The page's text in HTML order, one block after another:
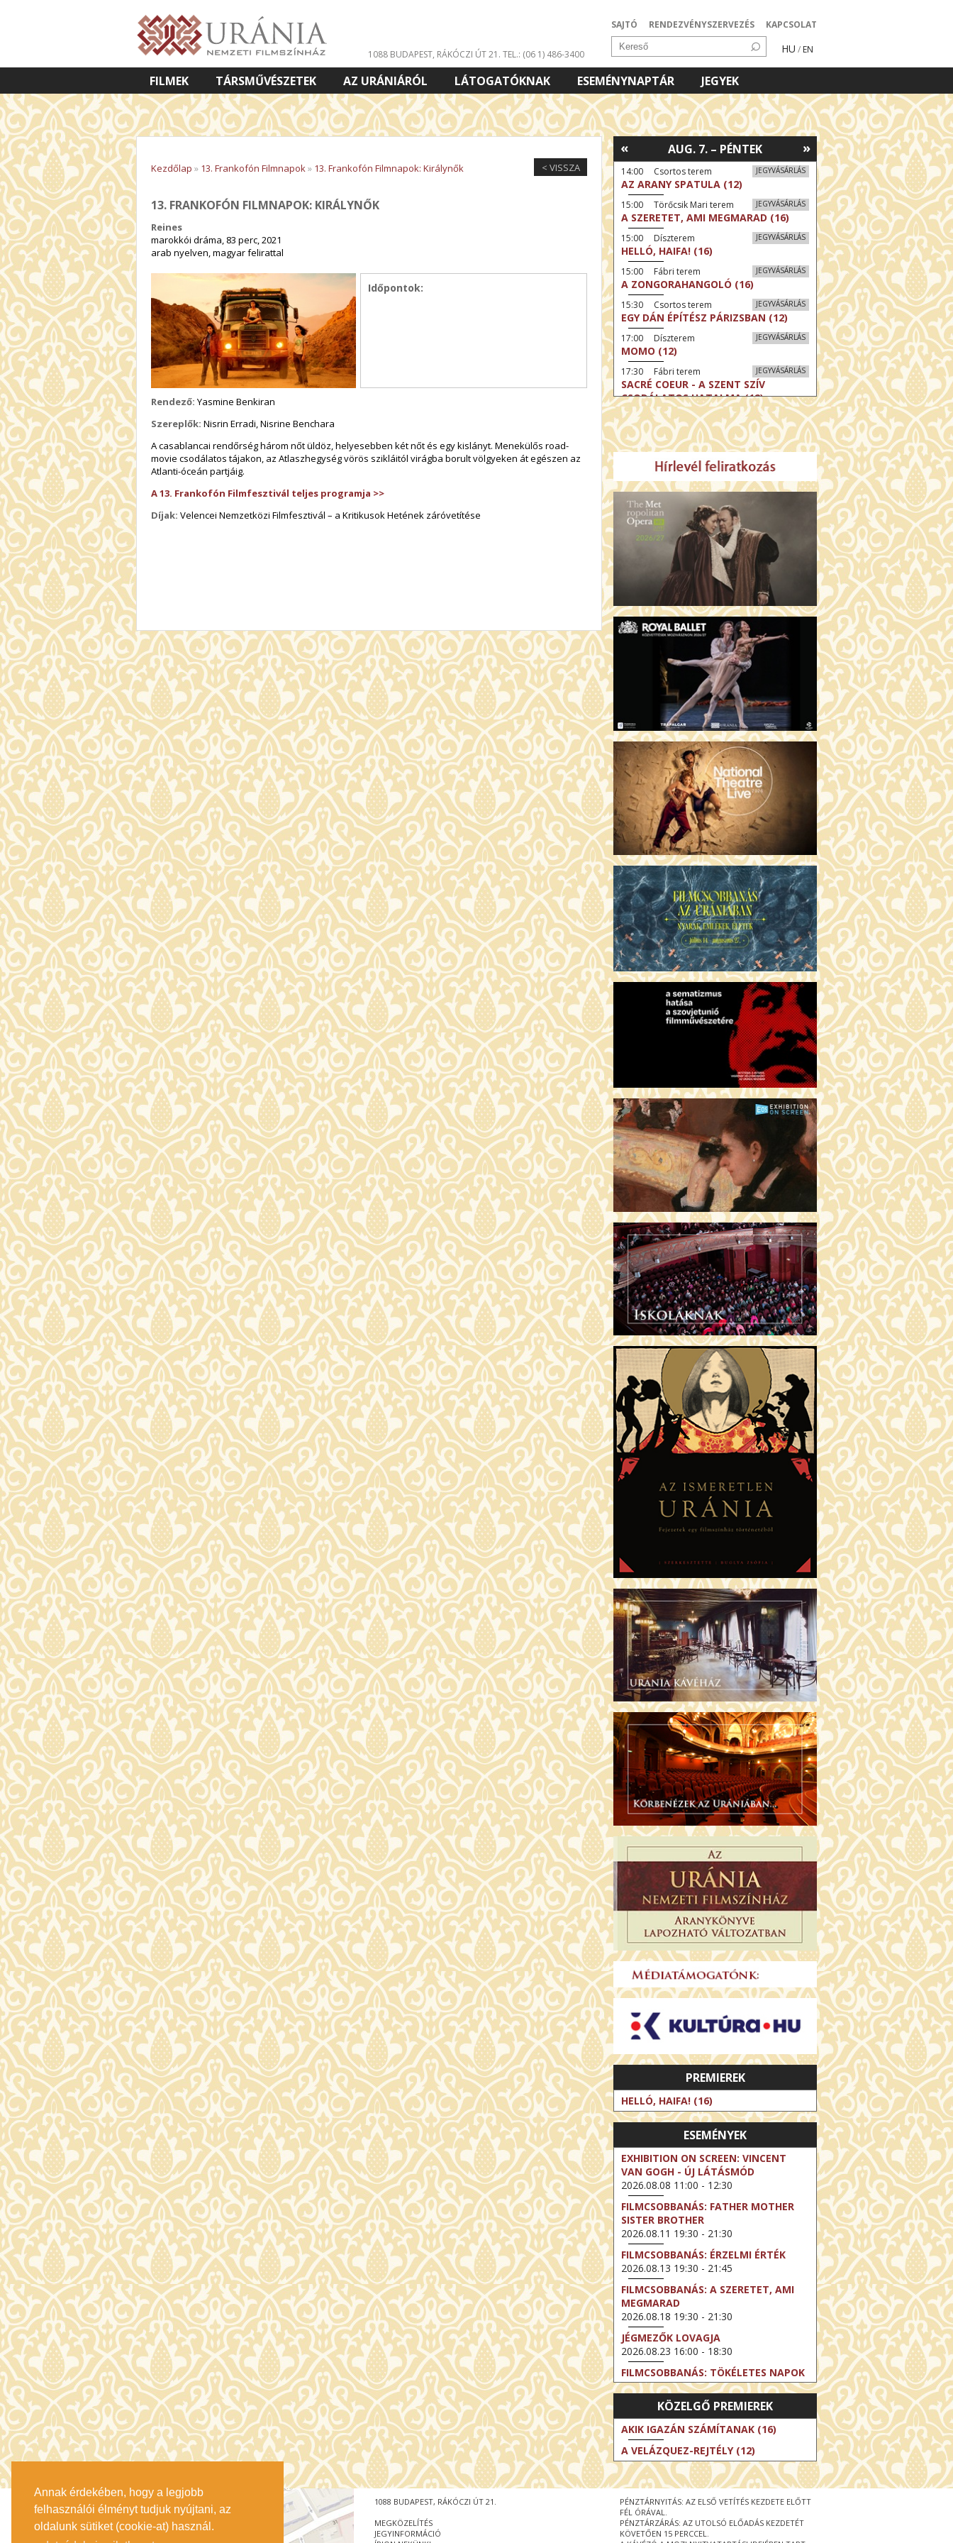
Annak érdekében, hogy a legjobb
felhasználói élményt tudjuk nyújtani, az
oldalunk sütiket (cookie-at) használ.
SAJTÓ RENDEZVÉNYSZERVEZÉS KAPCSOLAT
HU / EN
1088 BUDAPEST, RÁKÓCZI ÚT 21. TEL.: (06 1) 486-3400
FILMEK TÁRSMŰVÉSZETEK AZ URÁNIÁRÓL LÁTOGATÓKNAK ESEMÉNYNAPTÁR
JEGYEK
VETÍTETT KÉPES ELŐADÁSOK
< VISSZA
Kezdőlap » 13. Frankofón Filmnapok» 13. Frankofón Filmnapok: Királynők
13. FRANKOFÓN FILMNAPOK: KIRÁLYNŐK
Reines
marokkói dráma, 83 perc, 2021
arab nyelven, magyar felirattal
Időpontok:
Rendező: Yasmine Benkiran
Szereplők: Nisrin Erradi, Nisrine Benchara
A casablancai rendőrség három nőt üldöz, helyesebben két nőt és egy kislányt. Menekülős road-
movie csodálatos tájakon, az Atlaszhegység vörös szikláitól virágba borult völgyeken át egészen az
Atlanti-óceán partjáig.
A 13. Frankofón Filmfesztivál teljes programja >>
Díjak: Velencei Nemzetközi Filmfesztivál – a Kritikusok Hetének záróvetítése
»
AUG. 7. – PÉNTEK
«
JEGYVÁSÁRLÁS
14:00 Csortos terem
AZ ARANY SPATULA (12)
JEGYVÁSÁRLÁS
15:00 Törőcsik Mari terem
A SZERETET, AMI MEGMARAD (16)
JEGYVÁSÁRLÁS
15:00 Díszterem
HELLÓ, HAIFA! (16)
JEGYVÁSÁRLÁS
15:00 Fábri terem
A ZONGORAHANGOLÓ (16)
JEGYVÁSÁRLÁS
15:30 Csortos terem
EGY DÁN ÉPÍTÉSZ PÁRIZSBAN (12)
JEGYVÁSÁRLÁS
17:00 Díszterem
MOMO (12)
JEGYVÁSÁRLÁS
17:30 Fábri terem
SACRÉ COEUR - A SZENT SZÍV
CSODÁLATOS HATALMA (12)
JEGYVÁSÁRLÁS
17:30 Törőcsik Mari terem
SZERELMEM, MAROKKÓ (16)
JEGYVÁSÁRLÁS
17:30 Csortos terem
MOHÁCS – VILÁGOK HARCA (12)
JEGYVÁSÁRLÁS
19:00 Díszterem
ODÜSSZEIA (16)
19:30 Csortos terem
MEGHÍVÁS (16)
JEGYVÁSÁRLÁS
19:30 Fábri terem
KESERŰ KARÁCSONY (16)
JEGYVÁSÁRLÁS
20:00 Törőcsik Mari terem
AZ IDEGEN (16)
PREMIEREK
HELLÓ, HAIFA! (16)
ESEMÉNYEK
EXHIBITION ON SCREEN: VINCENT
VAN GOGH - ÚJ LÁTÁSMÓD
2026.08.08 11:00 - 12:30
FILMCSOBBANÁS: FATHER MOTHER
SISTER BROTHER
2026.08.11 19:30 - 21:30
FILMCSOBBANÁS: ÉRZELMI ÉRTÉK
2026.08.13 19:30 - 21:45
FILMCSOBBANÁS: A SZERETET, AMI
MEGMARAD
2026.08.18 19:30 - 21:30
JÉGMEZŐK LOVAGJA
2026.08.23 16:00 - 18:30
FILMCSOBBANÁS: TÖKÉLETES NAPOK
2026.08.25 19:30 - 21:45
FILMCSOBBANÁS: IFJÚSÁG
2026.08.27 19:30 - 21:30
EXHIBITION ON SCREEN: VINCENT
VAN GOGH - ÚJ LÁTÁSMÓD
2026.08.30 11:00 - 12:30
NT LIVE / DAVID IRELAND: THE FIFTH
STEP
2026.09.01 19:00 - 21:00
BERLIN ELESTE
KÖZELGŐ PREMIEREK
AKIK IGAZÁN SZÁMÍTANAK (16)
A VELÁZQUEZ-REJTÉLY (12)
PÉNZTÁRNYITÁS: AZ ELSŐ VETÍTÉS KEZDETE ELŐTT
FÉL ÓRÁVAL.
PÉNZTÁRZÁRÁS: AZ UTOLSÓ ELŐADÁS KEZDETÉT
KÖVETŐEN 15 PERCCEL.
1088 BUDAPEST, RÁKÓCZI ÚT 21.
MEGKÖZELÍTÉS
JEGYINFORMÁCIÓ